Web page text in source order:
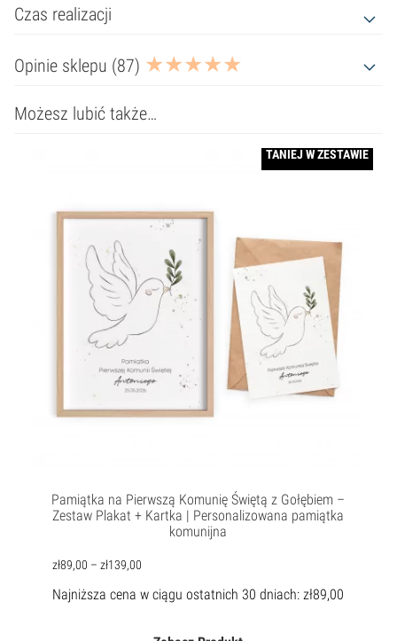
Czas realizacji
Opinie sklepu (87)
Możesz lubić także…
TANIEJ W ZESTAWIE
Pamiątka na Pierwszą Komunię Świętą z Gołębiem –
Zestaw Plakat + Kartka | Personalizowana pamiątka
komunijna
zł89,00 –zł139,00
Najniższa cena w ciągu ostatnich 30 dniach:zł89,00